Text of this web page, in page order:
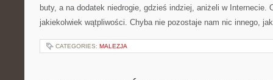
buty, a na dodatek niedrogie, gdzieś indziej, aniżeli w Internecie.
jakiekolwiek wątpliwości. Chyba nie pozostaje nam nic innego,
CATEGORIES: MALEZJA